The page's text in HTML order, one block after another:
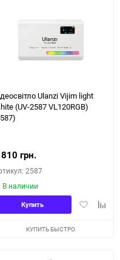
Ulanzi Vijim light
(UV-2587 VL120RGB)
грн.
2587
В наличии
Добавить
Купить
КУПИТЬ БЫСТРО